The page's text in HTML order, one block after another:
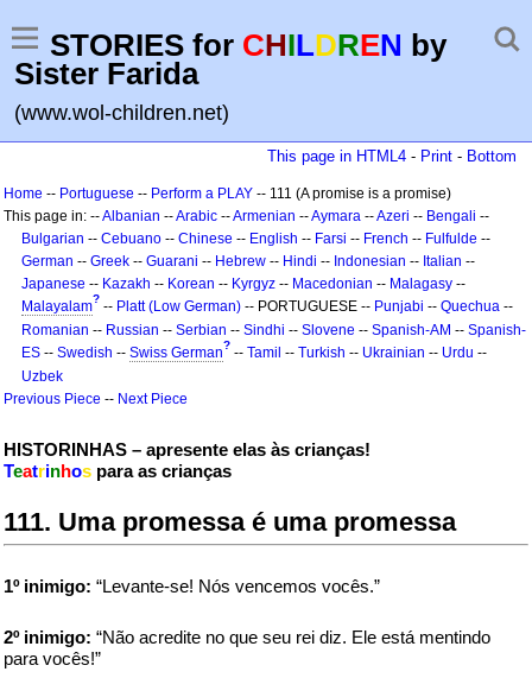
STORIES for CHILDREN by
Sister Farida
(www.wol-children.net)
This page in HTML4 - Print - Bottom
Home -- Portuguese -- Perform a PLAY -- 111 (A promise is a promise)
This page in: --Albanian --Arabic --Armenian --Aymara --Azeri -- Bengali --
Bulgarian -- Cebuano -- Chinese -- English -- Farsi -- French -- Fulfulde --
German -- Greek -- Guarani -- Hebrew -- Hindi -- Indonesian -- Italian --
Japanese -- Kazakh -- Korean -- Kyrgyz -- Macedonian -- Malagasy --
Malayalam? -- Platt (Low German) -- PORTUGUESE -- Punjabi -- Quechua --
Romanian -- Russian -- Serbian -- Sindhi -- Slovene -- Spanish-AM -- Spanish-
ES -- Swedish -- Swiss German? -- Tamil -- Turkish -- Ukrainian -- Urdu --
Uzbek
Previous Piece -- Next Piece
HISTORINHAS – apresente elas às crianças!
Teatrinhos para as crianças
111. Uma promessa é uma promessa
1º inimigo: “Levante-se! Nós vencemos vocês.”
2º inimigo: “Não acredite no que seu rei diz. Ele está mentindo
para vocês!”